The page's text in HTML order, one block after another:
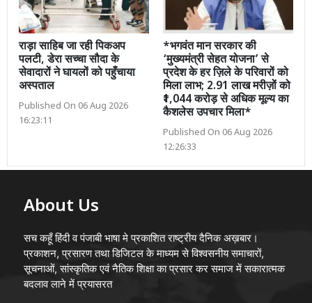
राड़ा साहिब जा रही पिकअप
पलटी, डेरा सच्चा सौदा के
सेवादारों ने घायलों को पहुँचाया
अस्पताल
Published On 06 Aug 2026
16:23:11
*भगवंत मान सरकार की
‘मुख्यमंत्री सेहत योजना’ से
प्रदेश के हर ज़िले के परिवारों को
मिला लाभ; 2.91 लाख मरीज़ों को
₹1,044 करोड़ से अधिक मूल्य का
कैशलेस उपचार मिला*
Published On 06 Aug 2026
12:26:33
About Us
सच कहूँ हिंदी व पंजाबी भाषा मे प्रकाशित राष्ट्रीय दैनिक अख़बार।
प्रकाशन, प्रसारण तथा डिजिटल के माध्यम से विश्वसनीय समाचारों,
सूचनाओं, सांस्कृतिक एवं नैतिक शिक्षा का प्रसार कर समाज में सकारात्मक
बदलाव लाने में प्रयासरत